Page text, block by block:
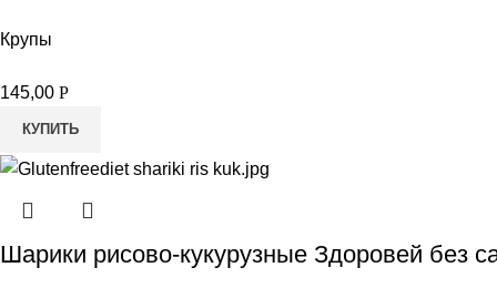
Крупы
145,00 Р
КУПИТЬ
Шарики рисово-кукурузные Здоровей без